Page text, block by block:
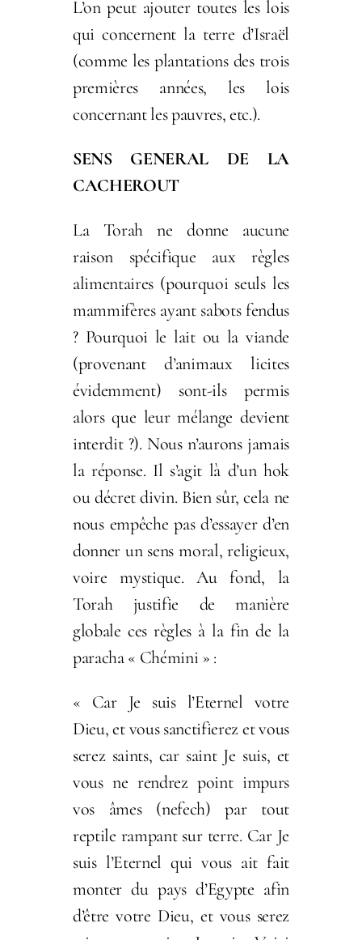
L’on peut ajouter toutes les lois
qui concernent la terre d’Israël
(comme les plantations des trois
premières années, les lois
concernant les pauvres, etc.).
SENS GENERAL DE LA
CACHEROUT
La Torah ne donne aucune
raison spécifique aux règles
alimentaires (pourquoi seuls les
mammifères ayant sabots fendus
? Pourquoi le lait ou la viande
(provenant d’animaux licites
évidemment) sont-ils permis
alors que leur mélange devient
interdit ?). Nous n’aurons jamais
la réponse. Il s’agit là d’un hok
ou décret divin. Bien sûr, cela ne
nous empêche pas d’essayer d’en
donner un sens moral, religieux,
voire mystique. Au fond, la
Torah justifie de manière
globale ces règles à la fin de la
paracha « Chémini » :
« Car Je suis l’Eternel votre
Dieu, et vous sanctifierez et vous
serez saints, car saint Je suis, et
vous ne rendrez point impurs
vos âmes (nefech) par tout
reptile rampant sur terre. Car Je
suis l’Eternel qui vous ait fait
monter du pays d’Egypte afin
d’être votre Dieu, et vous serez